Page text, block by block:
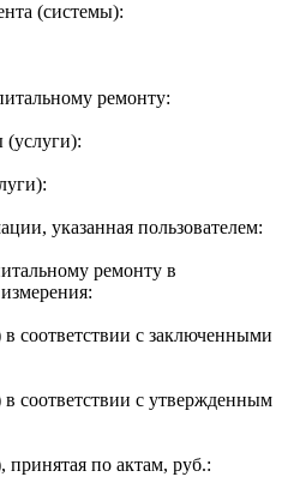
(системы):
ремонту:
(услуги):
указанная пользователем:
ремонту в
соответствии с заключенными
соответствии с утвержденным
принятая по актам, руб.: